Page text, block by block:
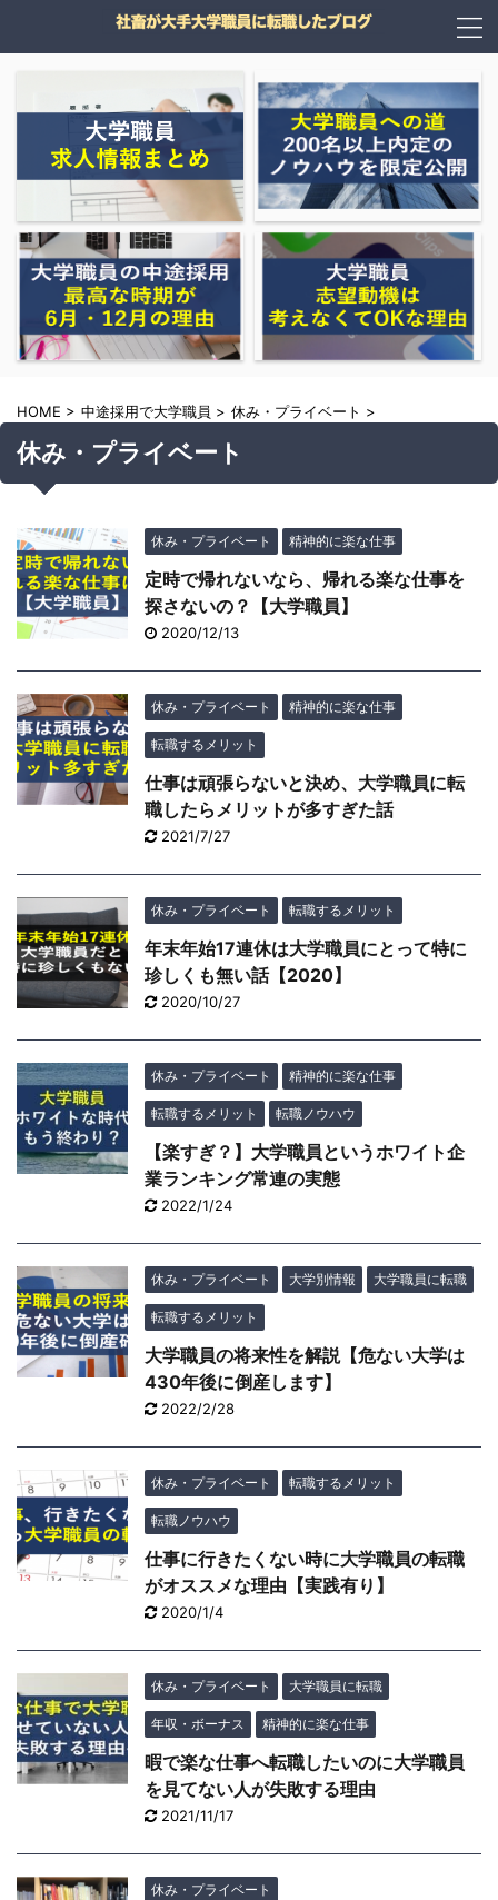
HOME > 中途採用で大学職員 > 休み・プライベート >
休み・プライベート
休み・プライベート 精神的に楽な仕事
定時で帰れないなら、帰れる楽な仕事を
探さないの？【大学職員】
2020/12/13
休み・プライベート 精神的に楽な仕事
転職するメリット
仕事は頑張らないと決め、大学職員に転
職したらメリットが多すぎた話
2021/7/27
休み・プライベート 転職するメリット
年末年始17連休は大学職員にとって特に
珍しくも無い話【2020】
2020/10/27
休み・プライベート 精神的に楽な仕事
転職するメリット 転職ノウハウ
【楽すぎ？】大学職員というホワイト企
業ランキング常連の実態
2022/1/24
休み・プライベート 大学別情報 大学職員に転職
転職するメリット
大学職員の将来性を解説【危ない大学は
430年後に倒産します】
2022/2/28
休み・プライベート 転職するメリット
転職ノウハウ
仕事に行きたくない時に大学職員の転職
がオススメな理由【実践有り】
2020/1/4
休み・プライベート 大学職員に転職
年収・ボーナス 精神的に楽な仕事
暇で楽な仕事へ転職したいのに大学職員
を見てない人が失敗する理由
2021/11/17
休み・プライベート